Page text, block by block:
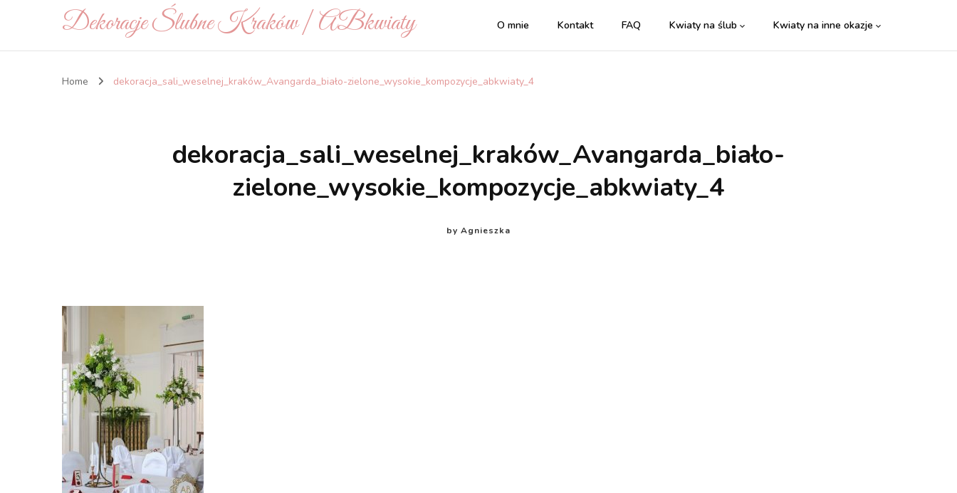
Dekoracje Ślubne Kraków | ABkwiaty O mnie Kontakt FAQ Kwiaty na ślub Kwiaty na inne okazje
Home dekoracja_sali_weselnej_kraków_Avangarda_biało-zielone_wysokie_kompozycje_abkwiaty_4
dekoracja_sali_weselnej_kraków_Avangarda_biało-
zielone_wysokie_kompozycje_abkwiaty_4
by Agnieszka